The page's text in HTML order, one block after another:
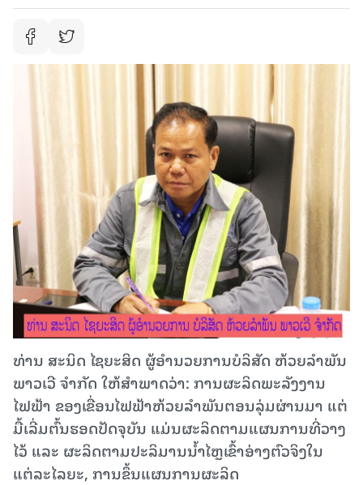
ທ່ານ ສະນິດ ໄຊຍະສິດ ຜູ້ອໍານວຍການບໍລິສັດ ຫ້ວຍລໍາພັນ
ພາວເວີ ຈໍາກັດ ໃຫ້ສໍາພາດວ່າ: ການຜະລິດພະລັງງານ
ໄຟຟ້າ ຂອງເຂື່ອນໄຟຟ້າຫ້ວຍລຳພັນຕອນລຸ່ມຜ່ານມາ ແຕ່
ມື້ເລີ່ມຕົ້ນຮອດປັດຈຸບັນ ແມ່ນຜະລິດຕາມແຜນການທີ່ວາງ
ໄວ້ ແລະ ຜະລິດຕາມປະລິມານນໍ້າໄຫຼເຂົ້າອ່າງຕົວຈິງໃນ
ແຕ່ລະໄລຍະ, ການຂຶ້ນແຜນການຜະລິດ